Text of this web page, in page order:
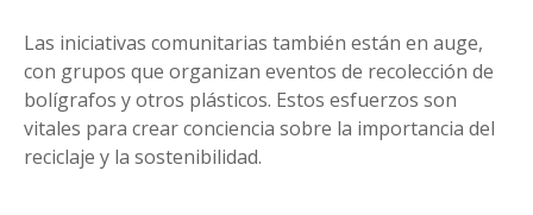
Las iniciativas comunitarias también están en auge,
con grupos que organizan eventos de recolección de
bolígrafos y otros plásticos. Estos esfuerzos son
vitales para crear conciencia sobre la importancia del
reciclaje y la sostenibilidad.